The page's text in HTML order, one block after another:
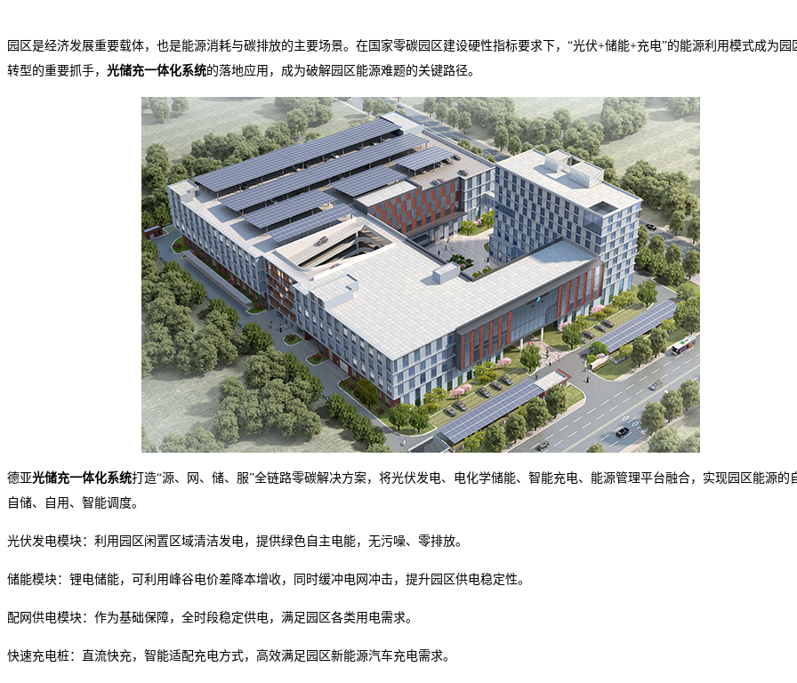
园区是经济发展重要载体，也是能源消耗与碳排放的主要场景。在国家零碳园区建设硬性指标要求下， “光伏+储能+充电”的能源利用模式成为园
转型的重要抓手， 光储充一体化系统的落地应用，成为破解园区能源难题的关键路径。
德亚光储充一体化系统打造“源、网、储、服”全链路零碳解决方案，将光伏发电、电化学储能、智能充电、能源管理平台融合，实现园区能源的
自储、自用、智能调度。
光伏发电模块：利用园区闲置区域清洁发电，提供绿色自主电能，无污噪、零排放。
储能模块：锂电储能，可利用峰谷电价差降本增收，同时缓冲电网冲击，提升园区供电稳定性。
配网供电模块：作为基础保障，全时段稳定供电，满足园区各类用电需求。
快速充电桩：直流快充，智能适配充电方式，高效满足园区新能源汽车充电需求。